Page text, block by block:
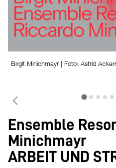
Birgit Minichmayr | Foto: Astrid
Ensemble
Minichmayr
ARBEIT UND